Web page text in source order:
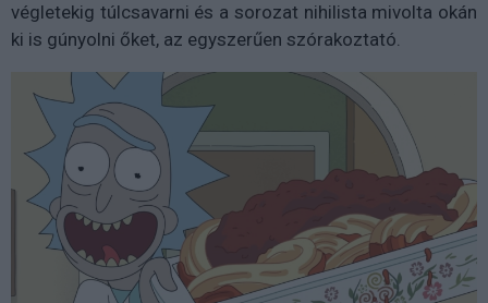
végletekig túlcsavarni és a sorozat nihilista mivolta okán
ki is gúnyolni őket, az egyszerűen szórakoztató.